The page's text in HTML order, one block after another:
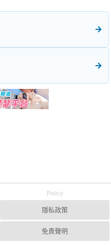
Policy
隱私政策
免責聲明